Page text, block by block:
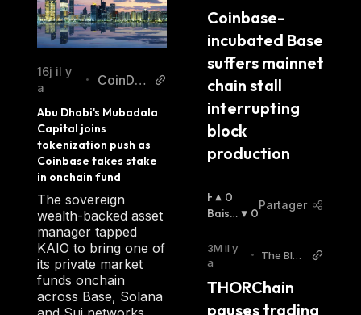
16j il y
a
•
CoinDe
Abu Dhabi's Mubadala
Capital joins
tokenization push as
Coinbase takes stake
in onchain fund
The sovereign
wealth-backed asset
manager tapped
KAIO to bring one of
its private market
funds onchain
across Base, Solana
Coinbase-
incubated Base
suffers mainnet
chain stall
interrupting
block
production
H
A
S
S
E
R
0
Baissi
0
Partager
3M il y
a
•
The Bloc
THORChain
pauses trading